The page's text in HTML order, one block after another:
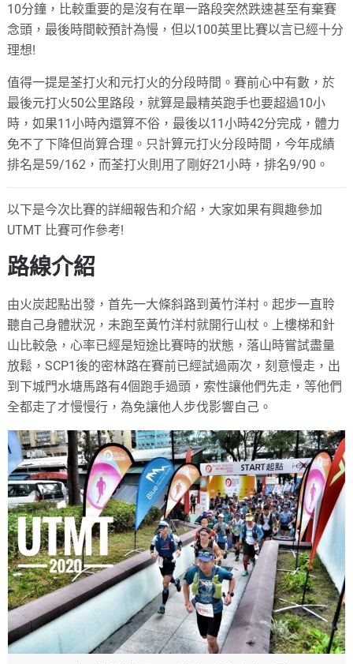
10分鐘，比較重要的是沒有在單一路段突然跌速甚至有棄賽
念頭，最後時間較預計為慢，但以100英里比賽以言已經十分
理想!
值得一提是荃打火和元打火的分段時間。賽前心中有數，於
最後元打火50公里路段，就算是最精英跑手也要超過10小
時，如果11小時內還算不俗，最後以11小時42分完成，體力
免不了下降但尚算合理。只計算元打火分段時間，今年成績
排名是59/162，而荃打火則用了剛好21小時，排名9/90。
以下是今次比賽的詳細報告和介紹，大家如果有興趣參加
UTMT 比賽可作參考!
路線介紹
由火炭起點出發，首先一大條斜路到黃竹洋村。起步一直聆
聽自己身體狀況，未跑至黃竹洋村就開行山杖。上樓梯和針
山比較急，心率已經是短途比賽時的狀態，落山時嘗試盡量
放鬆，SCP1後的密林路在賽前已經試過兩次，刻意慢走，出
到下城門水塘馬路有4個跑手過頭，索性讓他們先走，等他們
全都走了才慢慢行，為免讓他人步伐影響自己。